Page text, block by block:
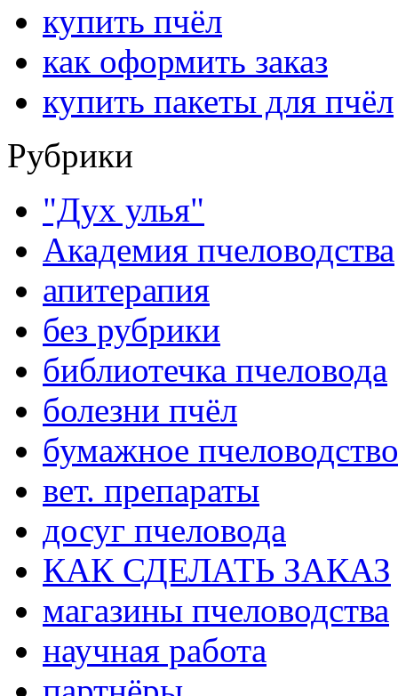
купить пчёл
как оформить заказ
купить пакеты для пчёл
Рубрики
"Дух улья"
Академия пчеловодства
апитерапия
без рубрики
библиотечка пчеловода
болезни пчёл
бумажное пчеловодство
вет. препараты
досуг пчеловода
КАК СДЕЛАТЬ ЗАКАЗ
магазины пчеловодства
научная работа